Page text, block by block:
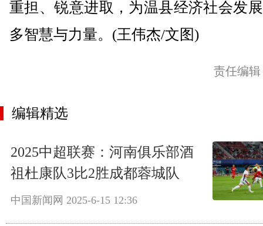
重担、锐意进取，为温县经济社会发
多智慧与力量。(王伟杰/文图)
责任编
编辑精选
2025中超联赛：河南俱乐部酒
祖杜康队3比2胜成都蓉城队
中国新闻网 2025-6-15 12:36